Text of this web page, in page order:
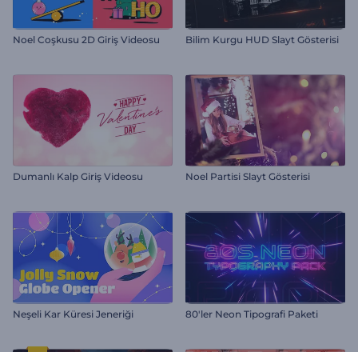
Noel Coşkusu 2D Giriş Videosu Bilim Kurgu HUD Slayt Gösterisi
Dumanlı Kalp Giriş Videosu Noel Partisi Slayt Gösterisi
Neşeli Kar Küresi Jeneriği 80'ler Neon Tipografi Paketi